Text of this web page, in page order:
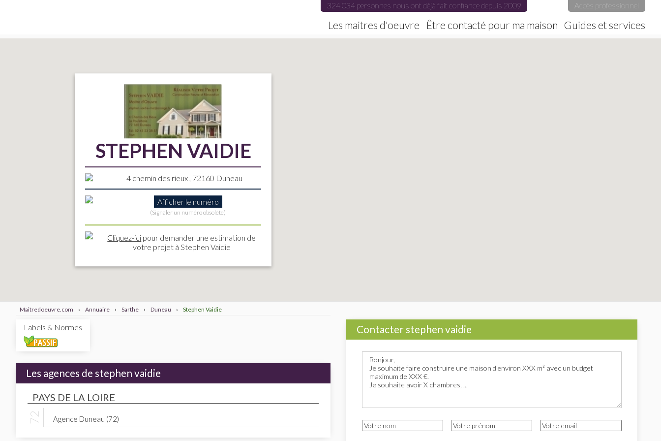
324 034 personnes nous ont déjà fait confiance depuis 2009 Accès professionnel
Les maitres d'oeuvre Être contacté pour ma maison Guides et services
STEPHEN VAIDIE
4 chemin des rieux , 72160 Duneau
Afficher le numéro
(Signaler un numéro obsolète)
Cliquez-ici pour demander une estimation de
votre projet à Stephen Vaidie
Maitredoeuvre.com › Annuaire › Sarthe › Duneau › Stephen Vaidie
Labels & Normes
Les agences de stephen vaidie
PAYS DE LA LOIRE
Agence Duneau (72)
Contacter stephen vaidie